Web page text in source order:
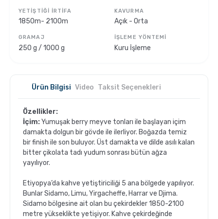
YETIŞTIĞI İRTIFA
1850m- 2100m
KAVURMA
Açık - Orta
GRAMAJ
250 g / 1000 g
İŞLEME YÖNTEMI
Kuru İşleme
Ürün Bilgisi Video Taksit Seçenekleri
Özellikler:
İçim:Yumuşak berry meyve tonları ile başlayan içim
damakta dolgun bir gövde ile ilerliyor. Boğazda temiz
bir finish ile son buluyor. Üst damakta ve dilde asılı kalan
bitter çikolata tadı yudum sonrası bütün ağza
yayılıyor.
Etiyopya’da kahve yetiştiriciliği 5 ana bölgede yapılıyor.
Bunlar Sidamo, Limu, Yirgacheffe, Harrar ve Djima.
Sidamo bölgesine ait olan bu çekirdekler 1850-2100
metre yükseklikte yetişiyor. Kahve çekirdeğinde